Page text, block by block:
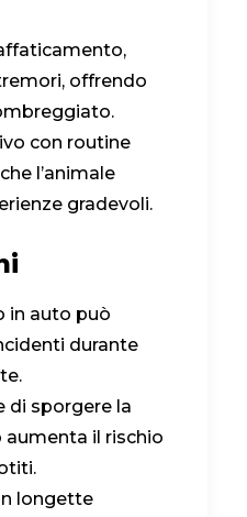
offrendo
con routine
l’animale
gradevoli.
in auto può
durante
di sporgere la
il rischio
longette